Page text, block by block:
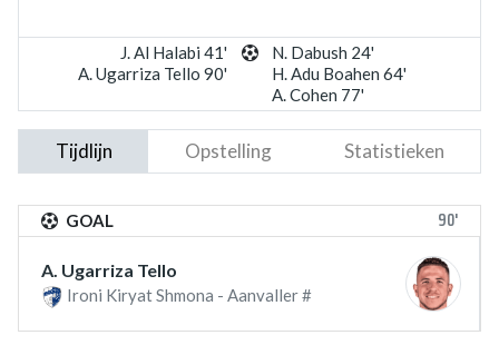
J. Al Halabi 41'
A. Ugarriza Tello 90'
N. Dabush 24'
H. Adu Boahen 64'
A. Cohen 77'
Tijdlijn Opstelling Statistieken
GOAL 90'
A. Ugarriza Tello
Ironi Kiryat Shmona - Aanvaller #